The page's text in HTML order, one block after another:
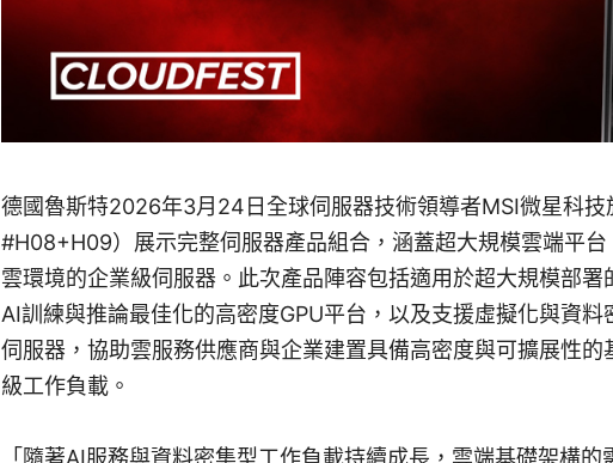
德國魯斯特2026年3月24日全球伺服器技術領導者MSI微星科
#H08+H09）展示完整伺服器產品組合，涵蓋超大規模雲端平
雲環境的企業級伺服器。此次產品陣容包括適用於超大規模部
AI訓練與推論最佳化的高密度GPU平台，以及支援虛擬化與資
伺服器，協助雲服務供應商與企業建置具備高密度與可擴展性
級工作負載。